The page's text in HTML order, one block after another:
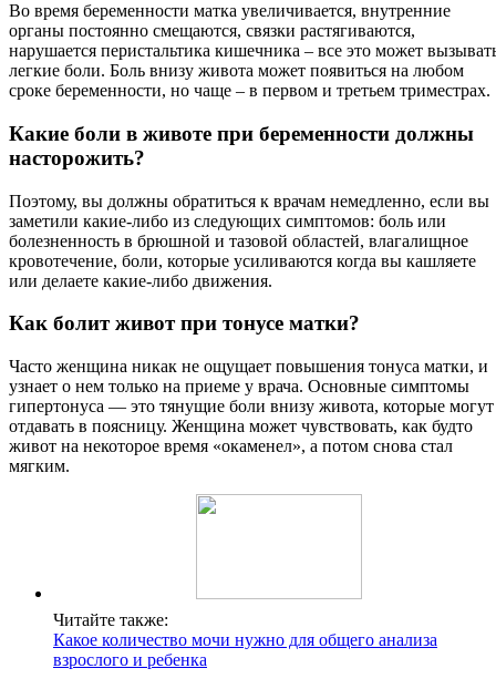
Во время беременности матка увеличивается, внутренние
органы постоянно смещаются, связки растягиваются,
нарушается перистальтика кишечника – все это может
легкие боли. Боль внизу живота может появиться на любом
сроке беременности, но чаще – в первом и третьем триместрах.
Какие боли в животе при беременности должны
насторожить?
Поэтому, вы должны обратиться к врачам немедленно, если вы
заметили какие-либо из следующих симптомов: боль или
болезненность в брюшной и тазовой областей, влагалищное
кровотечение, боли, которые усиливаются когда вы кашляете
или делаете какие-либо движения.
Как болит живот при тонусе матки?
Часто женщина никак не ощущает повышения тонуса матки, и
узнает о нем только на приеме у врача. Основные симптомы
гипертонуса — это тянущие боли внизу живота, которые могут
отдавать в поясницу. Женщина может чувствовать, как будто
живот на некоторое время «окаменел», а потом снова стал
мягким.
Читайте также:
Какое количество мочи нужно для общего анализа
взрослого и ребенка